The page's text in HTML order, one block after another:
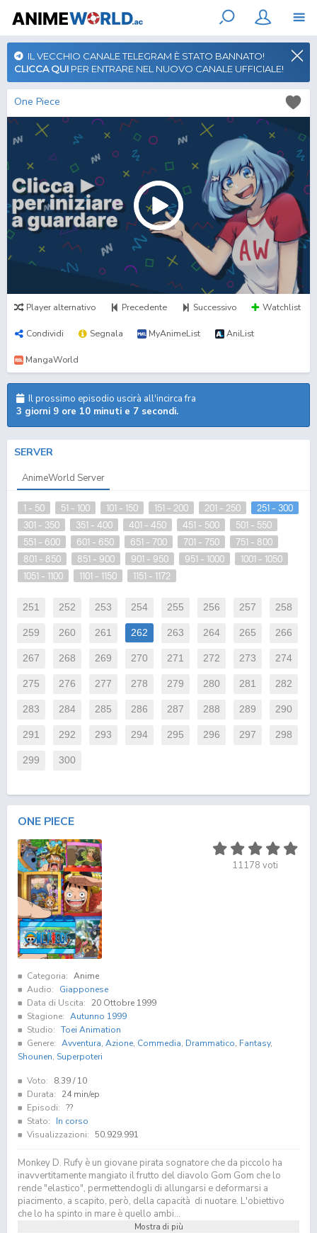
IL VECCHIO CANALE TELEGRAM È STATO BANNATO!
CLICCA QUI PER ENTRARE NEL NUOVO CANALE UFFICIALE!
One Piece
Player alternativo Precedente Successivo Watchlist
Condividi Segnala MyAnimeList AniList
MangaWorld
Il prossimo episodio uscirà all'incirca fra
3 giorni 9 ore 10 minuti e 7 secondi.
SERVER
AnimeWorld Server
1 - 50 51 - 100 101 - 150 151 - 200 201 - 250
251 - 300
301 - 350
351 - 400 401 - 450 451 - 500
501 - 550
551 - 600
601 - 650 651 - 700 701 - 750
751 - 800
801 - 850
851 - 900 901 - 950 951 - 1000
1001 - 1050
1051 - 1100
1101 - 1150 1151 - 1172
251 252 253 254 255 256 257 258
259 260 261 262 263 264 265 266
267 268 269 270 271 272 273 274
275 276 277 278 279 280 281 282
283 284 285 286 287 288 289 290
291 292 293 294 295 296 297 298
299 300
ONE PIECE
11178 voti
Categoria: Anime
Audio:
Giapponese
Data di Uscita:
20 Ottobre 1999
Stagione: Autunno 1999
Studio: Toei Animation
Genere: Avventura, Azione, Commedia, Drammatico, Fantasy,
Shounen, Superpoteri
Voto: 8.39/ 10
Durata:
24 min/ep
Episodi: ??
Stato:
In corso
Visualizzazioni:
50.929.991
Monkey D. Rufy è un giovane pirata sognatore che da piccolo ha
inavvertitamente mangiato il frutto del diavolo Gom Gom che lo
rende "elastico", permettendogli di allungarsi e deformarsi a
piacimento, a scapito, però, della capacità di nuotare. L'obiettivo
che lo ha spinto in mare è quello ambi...
Mostra di più